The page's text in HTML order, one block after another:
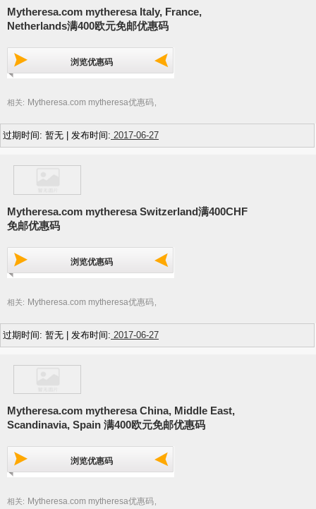
Mytheresa.com mytheresa Italy, France,
Netherlands满400欧元免邮优惠码
浏览优惠码
相关: Mytheresa.com mytheresa优惠码,
过期时间: 暂无 | 发布时间: 2017-06-27
Mytheresa.com mytheresa Switzerland满400CHF
免邮优惠码
浏览优惠码
相关: Mytheresa.com mytheresa优惠码
过期时间: 暂无 | 发布时间: 2017-06-27
Mytheresa.com mytheresa China, Middle East,
Scandinavia, Spain 满400欧元免邮优惠码
浏览优惠码
相关: Mytheresa.com mytheresa优惠码